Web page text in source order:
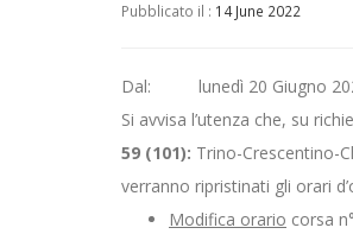
Pubblicato il : 14 June 2022
Dal: lunedì 20 Giugno
Si avvisa l’utenza che, su
59 (101): Trino-Crescentino-
verranno ripristinati gli orari
Modifica orario corsa n°